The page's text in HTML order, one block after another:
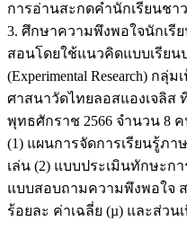
การอ่านสะกดคำนักเรียนชา
3. ศึกษาความพึงพอใจนักเรี
สอนโดยใช้แนวคิดแบบเรียน
(Experimental Research) ก
ศาสนาวัดไทยลอสแองเจลิส
พุทธศักราช 2566 จำนวน 8
(1) แผนการจัดการเรียนรู้ภ
เล่น (2) แบบประเมินทักษะก
แบบสอบถามความพึงพอใจ
ร้อยละ ค่าเฉลี่ย (µ) และส่วน